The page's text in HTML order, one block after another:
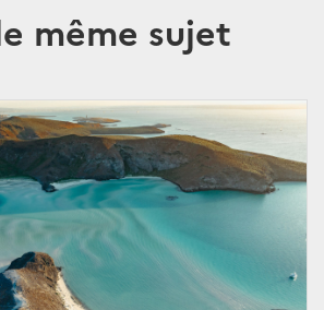
même sujet